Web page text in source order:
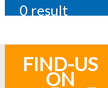
0 result
FIND-US
ON